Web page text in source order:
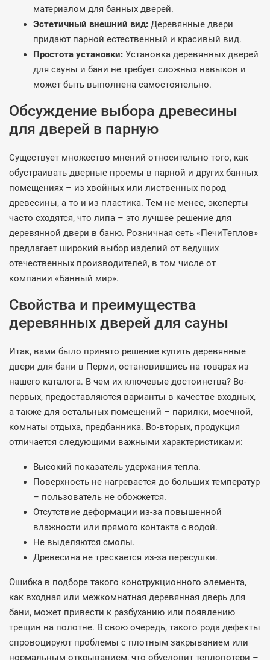
материалом для банных дверей.
Эстетичный внешний вид: Деревянные двери
придают парной естественный и красивый вид.
Простота установки: Установка деревянных дверей
для сауны и бани не требует сложных навыков и
может быть выполнена самостоятельно.
Обсуждение выбора древесины
для дверей в парную
Существует множество мнений относительно того, как
обустраивать дверные проемы в парной и других банных
помещениях – из хвойных или лиственных пород
древесины, а то и из пластика. Тем не менее, эксперты
часто сходятся, что липа – это лучшее решение для
деревянной двери в баню. Розничная сеть «ПечиТеплов»
предлагает широкий выбор изделий от ведущих
отечественных производителей, в том числе от
компании «Банный мир».
Свойства и преимущества
деревянных дверей для сауны
Итак, вами было принято решение купить деревянные
двери для бани в Перми, остановившись на товарах из
нашего каталога. В чем их ключевые достоинства? Во-
первых, предоставляются варианты в качестве входных,
а также для остальных помещений – парилки, моечной,
комнаты отдыха, предбанника. Во-вторых, продукция
отличается следующими важными характеристиками:
Высокий показатель удержания тепла.
Поверхность не нагревается до больших температур
– пользователь не обожжется.
Отсутствие деформации из-за повышенной
влажности или прямого контакта с водой.
Не выделяются смолы.
Древесина не трескается из-за пересушки.
Ошибка в подборе такого конструкционного элемента,
как входная или межкомнатная деревянная дверь для
бани, может привести к разбуханию или появлению
трещин на полотне. В свою очередь, такого рода дефекты
спровоцируют проблемы с плотным закрыванием или
нормальным открыванием, что обусловит теплопотери –